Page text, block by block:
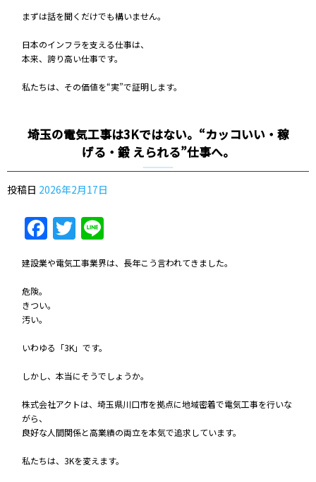
まずは話を聞くだけでも構いません。
日本のインフラを支える仕事は、
本来、誇り高い仕事です。
私たちは、その価値を“実”で証明します。
埼玉の電気工事は3Kではない。“カッコいい・稼
げる・鍛 えられる”仕事へ。
投稿日 2026年2月17日
Facebook
Twitter
建設業や電気工事業界は、長年こう言われてきました。
危険。
きつい。
汚い。
いわゆる「3K」です。
しかし、本当にそうでしょうか。
株式会社アクトは、埼玉県川口市を拠点に地域密着で電気工事を行いな
がら、
良好な人間関係と高業績の両立を本気で追求しています。
私たちは、3Kを変えます。